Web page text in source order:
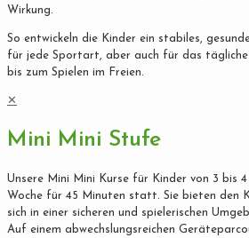
Wirkung.
So entwickeln die Kinder ein stabiles,
für jede Sportart, aber auch für das tägliche
bis zum Spielen im Freien.
✕
Mini Mini Stufe
Unsere Mini Mini Kurse für Kinder von 3 bis
Woche für 45 Minuten statt. Sie bieten den
sich in einer sicheren und spielerischen
Auf einem abwechslungsreichen